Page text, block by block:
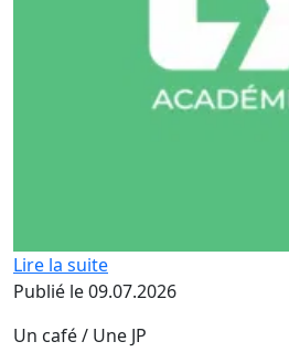
Lire la suite
Publié le 09.07.2026
Un café / Une JP